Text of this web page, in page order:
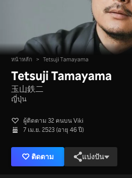
หน้าหลัก > Tetsuji Tamayama
Tetsuji Tamayama
玉山鉄二
ญี่ปุ่น
ผู้ติดตาม 32 คนบน Viki
7 เม.ย. 2523 (อายุ 46 ปี)
ติดตาม แบ่งปัน